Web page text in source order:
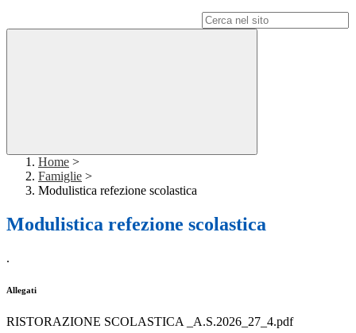
Home >
Famiglie >
Modulistica refezione scolastica
Modulistica refezione scolastica
.
Allegati
RISTORAZIONE SCOLASTICA _A.S.2026_27_4.pdf